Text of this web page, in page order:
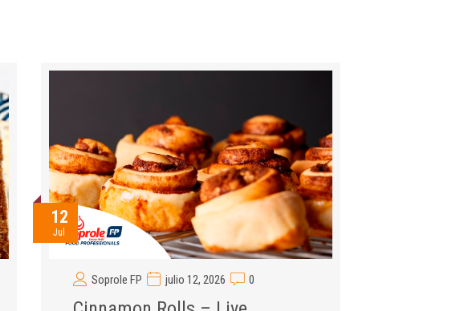
12
Jul
Soprole FP julio 12, 2026 0